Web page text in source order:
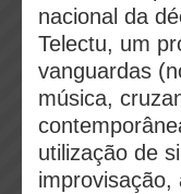
nacional da
Telectu, um
vanguardas
música,
utilização de